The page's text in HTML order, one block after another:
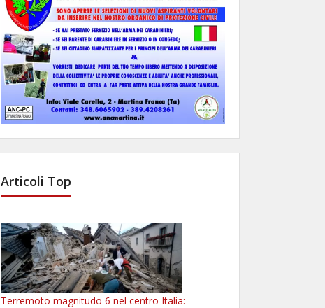
Articoli Top
Terremoto magnitudo 6 nel centro Italia: